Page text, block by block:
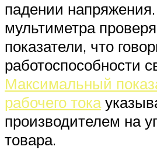
падении
мультиметра
показатели, что
работоспособности
Максимальный
рабочего тока
производителем на
товара.